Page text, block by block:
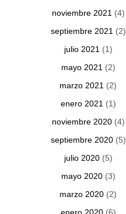
noviembre 2021 (4)
septiembre 2021 (2)
julio 2021 (1)
mayo 2021 (2)
marzo 2021 (2)
enero 2021 (1)
noviembre 2020(4)
septiembre 2020(5)
julio 2020(5)
mayo 2020(3)
marzo 2020 (2)